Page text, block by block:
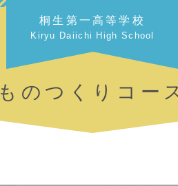
桐生第一高等学校
Kiryu Daiichi High School
ものつくりコー